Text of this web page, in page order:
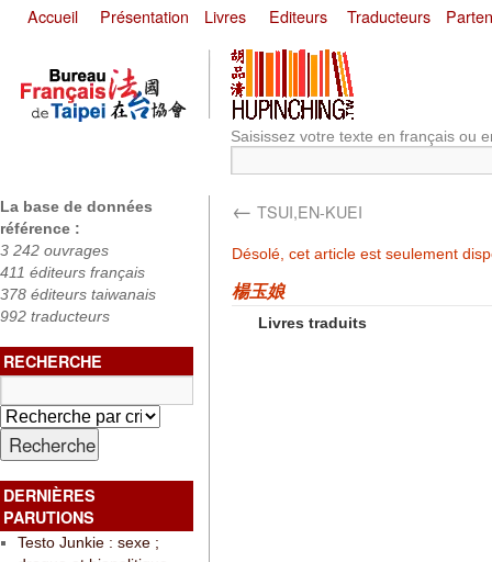
Accueil Présentation Livres Editeurs Traducteurs
Saisissez votre texte en français ou
La base de données
référence :
3 242 ouvrages
411 éditeurs français
378 éditeurs taiwanais
992 traducteurs
RECHERCHE
DERNIÈRES
PARUTIONS
Testo Junkie : sexe ;
← TSUI,EN-KUEI
Désolé, cet article est seulement
楊玉娘
Livres traduits